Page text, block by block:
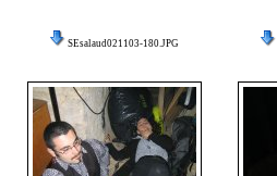
SEsalaud021103-180.JPG